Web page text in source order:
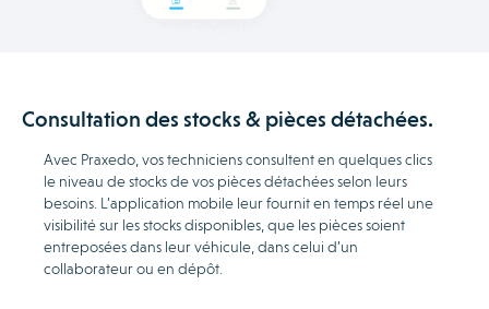
Consultation des stocks & pièces détachées.
Avec Praxedo, vos techniciens consultent en quelques clics
le niveau de stocks de vos pièces détachées selon leurs
besoins. L’application mobile leur fournit en temps réel une
visibilité sur les stocks disponibles, que les pièces soient
entreposées dans leur véhicule, dans celui d’un
collaborateur ou en dépôt.